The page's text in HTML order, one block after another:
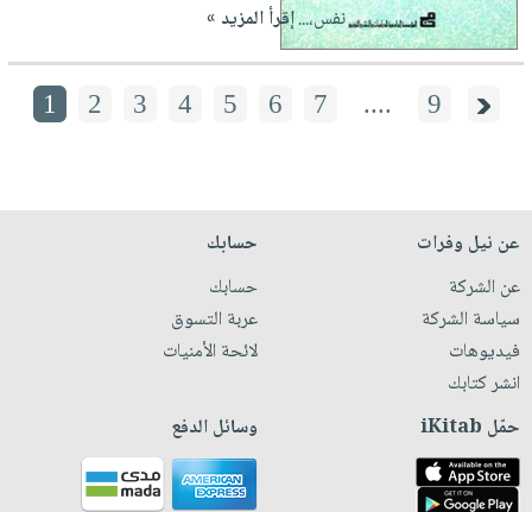
نفس،...إقرأ المزيد »
1 2 3 4 5 6 7 .... 9
عن نيل وفرات
عن الشركة
سياسة الشركة
فيديوهات
انشر كتابك
حسابك
حسابك
عربة التسوق
لائحة الأمنيات
حمّل iKitab وسائل الدفع